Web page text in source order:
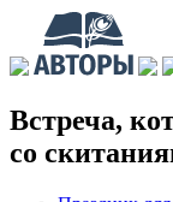
Встреча,
со